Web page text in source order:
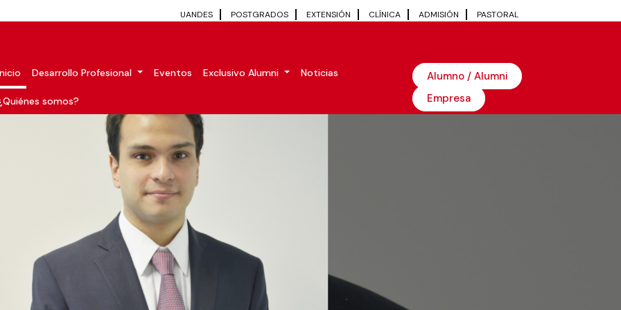
UANDES POSTGRADOS EXTENSIÓN CLÍNICA ADMISIÓN PASTORAL
Desarrollo Profesional Eventos Exclusivo Alumni Noticias
somos?
Alumno / Alumni
Empresa